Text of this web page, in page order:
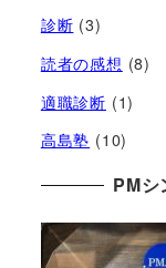
診断 (3)
読者の感想 (8)
適職診断 (1)
高島塾 (10)
PMシ